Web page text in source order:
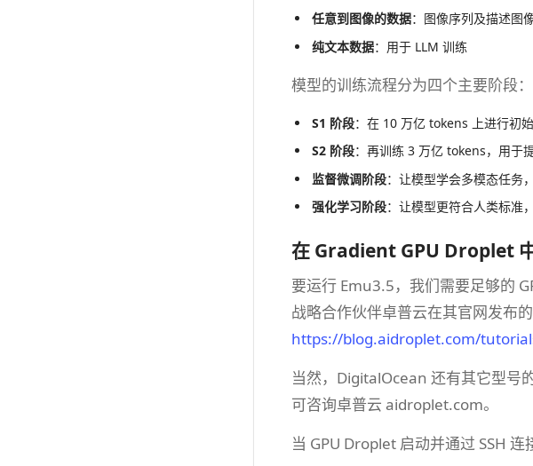
任意到图像的数据：图像序列及描述图
纯文本数据​：用于 LLM 训练
模型的训练流程分为四个主要阶段：
S1 阶段：在 10 万亿 tokens 上进行初
S2 阶段：再训练 3 万亿 tokens，用于
监督微调阶段：让模型学会多模态任务
强化学习​阶段：让模型更符合人类标准
在 Gradient GPU Droplet
要运行 Emu3.5，我们需要足够的
战略合作伙伴卓普云在其官网发布的
https://blog.aidroplet.com/
当然，DigitalOcean 还有其它型号
可咨询卓普云 aidroplet.com。
当 GPU Droplet 启动并通过 SSH 连